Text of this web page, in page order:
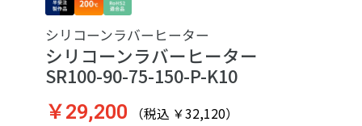
シリコーンラバーヒーター
シリコーンラバーヒーター
SR100-90-75-150-P-K10
￥29,200 （税込 ￥32,120）